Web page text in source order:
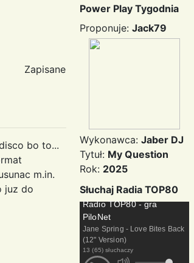
Zapisane
bo to...
m.in.
juz do
Power Play Tygodnia
Proponuje: Jack79
Wykonawca: Jaber DJ
Tytuł: My Question
Rok: 2025
Słuchaj Radia TOP80
Radio TOP80 - gra
PiloNet
Jane Spring - Love Bites Back
(12" Version)
13 (65) słuchaczy